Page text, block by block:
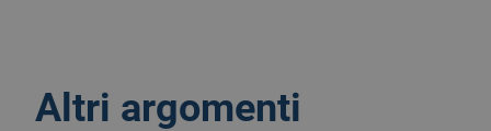
Altri argomenti